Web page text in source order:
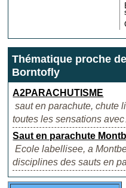
Thématique proche
Borntofly
A2PARACHUTISME
saut en parachute, chute
toutes les sensations avec
Saut en parachute
Ecole labellisee, a
disciplines des sauts en